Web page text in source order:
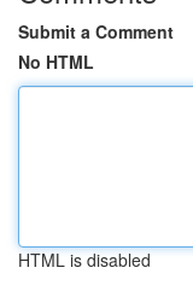
Submit a Comment
No HTML
HTML is disabled